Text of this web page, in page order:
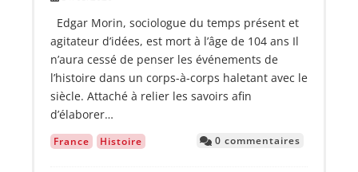
Edgar Morin, sociologue du temps présent et
agitateur d’idées, est mort à l’âge de 104 ans Il
n’aura cessé de penser les événements de
l’histoire dans un corps-à-corps haletant avec le
siècle. Attaché à relier les savoirs afin
d’élaborer…
France Histoire 0 commentaires